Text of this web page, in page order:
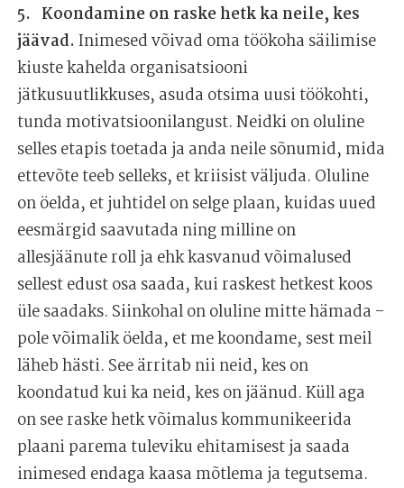
Koondamine on raske hetk ka neile, kes
jäävad.Inimesed võivad oma töökoha säilimise
kiuste kahelda organisatsiooni
jätkusuutlikkuses, asuda otsima uusi töökohti,
tunda motivatsioonilangust. Neidki on oluline
selles etapis toetada ja anda neile sõnumid, mida
ettevõte teeb selleks, et kriisist väljuda. Oluline
on öelda, et juhtidel on selge plaan, kuidas uued
eesmärgid saavutada ning milline on
allesjäänute roll ja ehk kasvanud võimalused
sellest edust osa saada, kui raskest hetkest koos
üle saadaks. Siinkohal on oluline mitte hämada –
pole võimalik öelda, et me koondame, sest meil
läheb hästi. See ärritab nii neid, kes on
koondatud kui ka neid, kes on jäänud. Küll aga
on see raske hetk võimalus kommunikeerida
plaani parema tuleviku ehitamisest ja saada
inimesed endaga kaasa mõtlema ja tegutsema.